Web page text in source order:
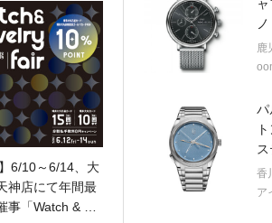
】6/10～6/14、大
神店にて年間最
事「Watch &
鹿
パ
香
ア